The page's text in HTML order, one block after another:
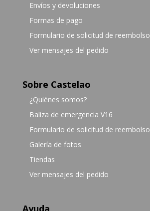
Envíos y devoluciones
Formas de pago
Formulario de solicitud de reembolso
Ver mensajes del pedido
Sobre Castelao
¿Quiénes somos?
Baliza de emergencia V16
Formulario de solicitud de reembolso
Galería de fotos
Tiendas
Ver mensajes del pedido